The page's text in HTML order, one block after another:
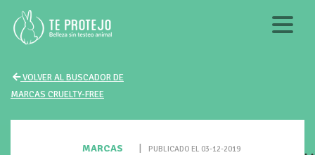
VOLVER AL BUSCADOR DE
MARCAS CRUELTY-FREE
MARCAS PUBLICADO EL 03-12-2019